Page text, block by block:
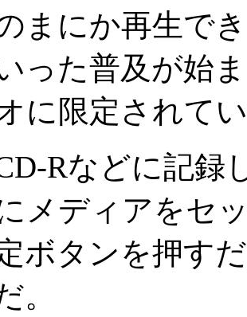
のまにか再生で
った普及が始
に限定されて
Rなどに記録
メディアをセ
ボタンを押す
。